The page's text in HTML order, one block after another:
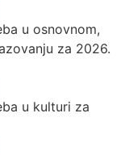
u osnovnom,
za 2026.
u kulturi za